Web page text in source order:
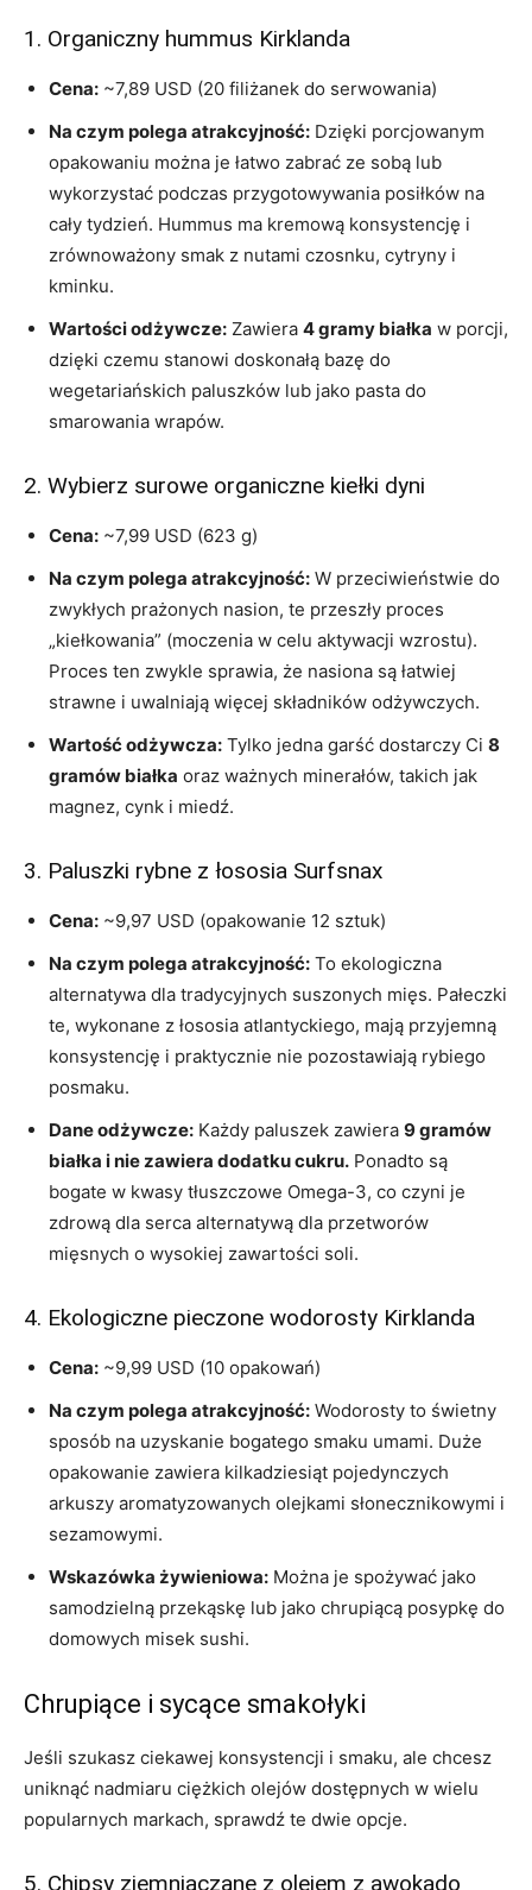
1. Organiczny hummus Kirklanda
Cena: ~7,89 USD (20 filiżanek do serwowania)
Na czym polega atrakcyjność: Dzięki porcjowanym
opakowaniu można je łatwo zabrać ze sobą lub
wykorzystać podczas przygotowywania posiłków na
cały tydzień. Hummus ma kremową konsystencję i
zrównoważony smak z nutami czosnku, cytryny i
kminku.
Wartości odżywcze: Zawiera 4 gramy białka w porcji,
dzięki czemu stanowi doskonałą bazę do
wegetariańskich paluszków lub jako pasta do
smarowania wrapów.
2. Wybierz surowe organiczne kiełki dyni
Cena: ~7,99 USD (623 g)
Na czym polega atrakcyjność: W przeciwieństwie do
zwykłych prażonych nasion, te przeszły proces
„kiełkowania” (moczenia w celu aktywacji wzrostu).
Proces ten zwykle sprawia, że ​​nasiona są łatwiej
strawne i uwalniają więcej składników odżywczych.
Wartość odżywcza: Tylko jedna garść dostarczy Ci 8
gramów białka oraz ważnych minerałów, takich jak
magnez, cynk i miedź.
3. Paluszki rybne z łososia Surfsnax
Cena: ~9,97 USD (opakowanie 12 sztuk)
Na czym polega atrakcyjność: To ekologiczna
alternatywa dla tradycyjnych suszonych mięs. Pałeczki
te, wykonane z łososia atlantyckiego, mają przyjemną
konsystencję i praktycznie nie pozostawiają rybiego
posmaku.
Dane odżywcze: Każdy paluszek zawiera 9 gramów
białka i nie zawiera dodatku cukru. Ponadto są
bogate w kwasy tłuszczowe Omega-3, co czyni je
zdrową dla serca alternatywą dla przetworów
mięsnych o wysokiej zawartości soli.
4. Ekologiczne pieczone wodorosty Kirklanda
Cena: ~9,99 USD (10 opakowań)
Na czym polega atrakcyjność: Wodorosty to świetny
sposób na uzyskanie bogatego smaku umami. Duże
opakowanie zawiera kilkadziesiąt pojedynczych
arkuszy aromatyzowanych olejkami słonecznikowymi i
sezamowymi.
Wskazówka żywieniowa: Można je spożywać jako
samodzielną przekąskę lub jako chrupiącą posypkę do
domowych misek sushi.
Chrupiące i sycące smakołyki
Jeśli szukasz ciekawej konsystencji i smaku, ale chcesz
uniknąć nadmiaru ciężkich olejów dostępnych w wielu
popularnych markach, sprawdź te dwie opcje.
5. Chipsy ziemniaczane z olejem z awokado